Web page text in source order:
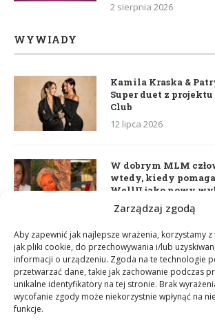
Zarządzaj zgodą
Aby zapewnić jak najlepsze wrażenia, korzystamy
jak pliki cookie, do przechowywania i/lub
informacji o urządzeniu. Zgoda na te technologie
przetwarzać dane, takie jak zachowanie podczas
unikalne identyfikatory na tej stronie. Brak
wycofanie zgody może niekorzystnie wpłynąć na
funkcje.
2 sierpnia 2026
WYWIADY
Kamila Kraska &
Super duet z
Club
12 lipca 2026
W dobrym MLM
wtedy, kiedy
WellU jako nowy
lidera
Daria Dudzik.
17 kwietnia 2026